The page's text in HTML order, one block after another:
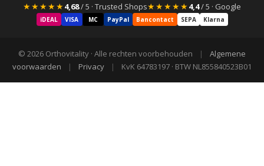
★★★★★4,68/ 5 · Trusted Shops★★★★★4,4/ 5 · Google
iDEAL VISA MC PayPal Bancontact SEPA Klarna
© 2026 Orthovitality · Alle rechten voorbehouden |
Algemene
voorwaarden
| Privacy | KvK 64783197 · BTW NL855840523B01